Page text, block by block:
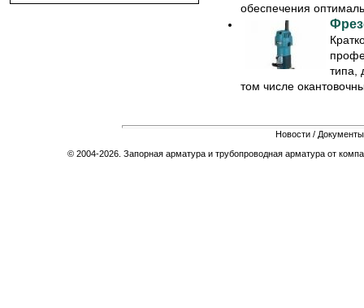
обеспечения
типа,
том числе
Новости / Документы
© 2004-2026. Запорная арматура и трубопроводная арматура от